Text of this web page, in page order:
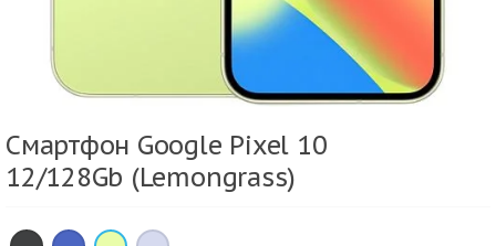
Смартфон Google Pixel 10
12/128Gb (Lemongrass)